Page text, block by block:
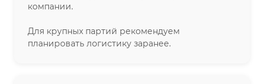
компании.
Для крупных партий рекомендуем
планировать логистику заранее.